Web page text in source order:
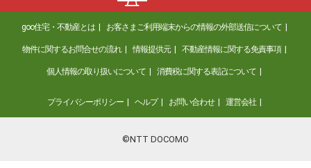
goo住宅・不動産とは お客さまご利用端末からの情報の外部送信について
物件に関するお問合せの流れ 情報提供元 不動産情報に関する免責事項
個人情報の取り扱いについて 消費税に関する表記について
プライバシーポリシー ヘルプ お問い合わせ 運営会社
©NTT DOCOMO